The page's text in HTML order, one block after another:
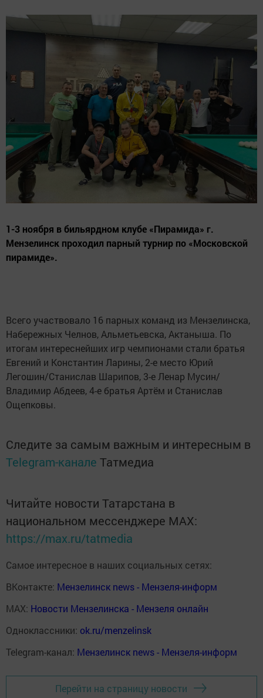
1-3 ноября в бильярдном клубе «Пирамида» г.
Мензелинск проходил парный турнир по «Московской
пирамиде».
Всего участвовало 16 парных команд из Мензелинска,
Набережных Челнов, Альметьевска, Актаныша. По
итогам интереснейших игр чемпионами стали братья
Евгений и Константин Ларины, 2-е место Юрий
Легошин/Станислав Шарипов, 3-е Ленар Мусин/
Владимир Абдеев, 4-е братья Артём и Станислав
Ощепковы.
Следите за самым важным и интересным в
Telegram-канале Татмедиа
Читайте новости Татарстана в
национальном мессенджере MАХ:
https://max.ru/tatmedia
Самое интересное в наших социальных сетях:
ВКонтакте: Мензелинск news - Мензеля-информ
MAX: Новости Мензелинска - Мензеля онлайн
Одноклассники: ok.ru/menzelinsk
Telegram-канал: Мензелинск news - Мензеля-информ
Перейти на страницу новости